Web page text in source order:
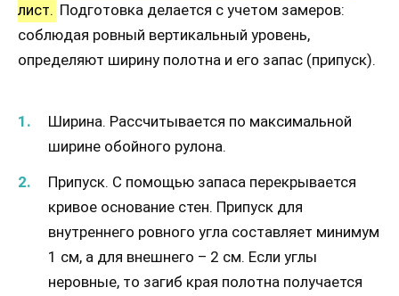
лист. Подготовка делается с учетом замеров:
соблюдая ровный вертикальный уровень,
определяют ширину полотна и его запас (припуск).
Ширина. Рассчитывается по максимальной
ширине обойного рулона.
Припуск. С помощью запаса перекрывается
кривое основание стен. Припуск для
внутреннего ровного угла составляет минимум
1 см, а для внешнего – 2 см. Если углы
неровные, то загиб края полотна получается